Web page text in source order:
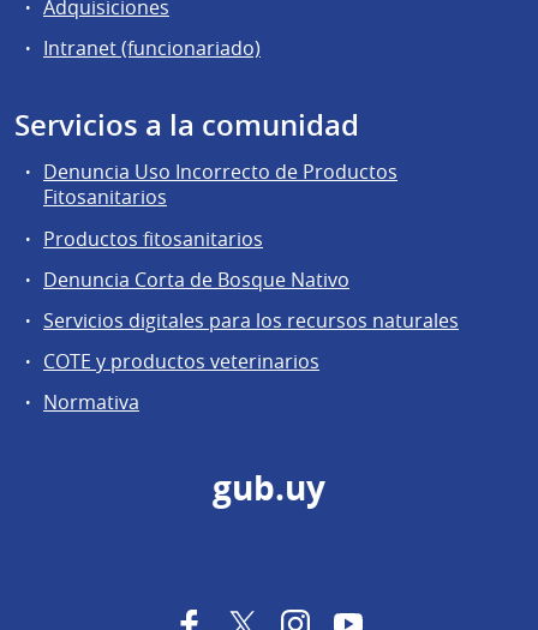
Adquisiciones
Intranet (funcionariado)
Servicios a la comunidad
Denuncia Uso Incorrecto de Productos
Fitosanitarios
Productos fitosanitarios
Denuncia Corta de Bosque Nativo
Servicios digitales para los recursos naturales
COTE y productos veterinarios
Normativa
gub.uy
FacebookTwitterInstagramYouTube